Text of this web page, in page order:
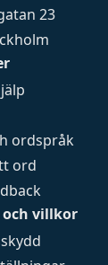
ordspråk
ord
villkor
23